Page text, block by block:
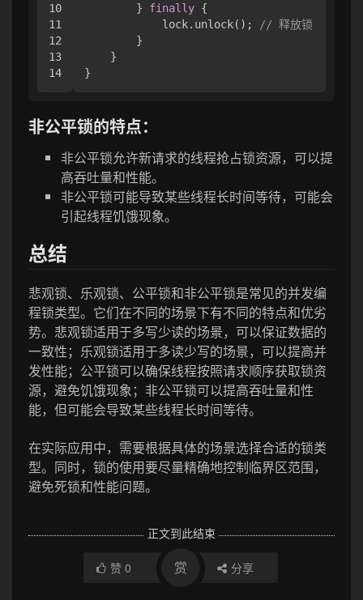
10
11
12
13
        }
finally {
            lock.unlock();
// 释放锁
        }
    }
非公平锁的特点：
非公平锁允许新请求的线程抢占锁资源，可以提
高吞吐量和性能。
非公平锁可能导致某些线程长时间等待，可能会
引起线程饥饿现象。
总结
悲观锁、乐观锁、公平锁和非公平锁是常见的并发编
程锁类型。它们在不同的场景下有不同的特点和优劣
势。悲观锁适用于多写少读的场景，可以保证数据的
一致性；乐观锁适用于多读少写的场景，可以提高并
发性能；公平锁可以确保线程按照请求顺序获取锁资
源，避免饥饿现象；非公平锁可以提高吞吐量和性
能，但可能会导致某些线程长时间等待。
在实际应用中，需要根据具体的场景选择合适的锁类
型。同时，锁的使用要尽量精确地控制临界区范围，
避免死锁和性能问题。
正文到此结束
赞 0 赏 分享